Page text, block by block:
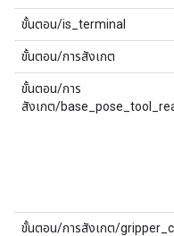
ขั้นตอน/is_terminal
ขั้นตอน/การสังเกต
ขั้นตอน/การ
สังเกต/
ขั้นตอน/การสังเกต/